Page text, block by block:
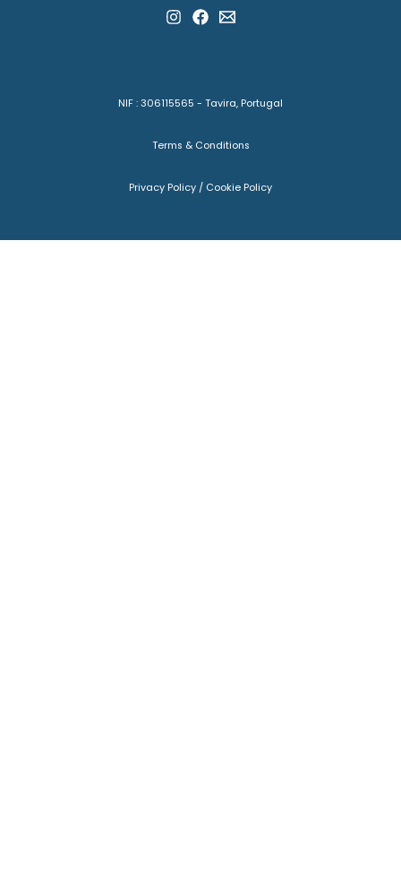
NIF : 306115565 - Tavira, Portugal
Terms & Conditions
Privacy Policy / Cookie Policy